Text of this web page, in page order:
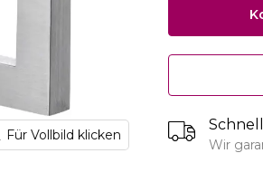
Für Vollbild klicken
Wir